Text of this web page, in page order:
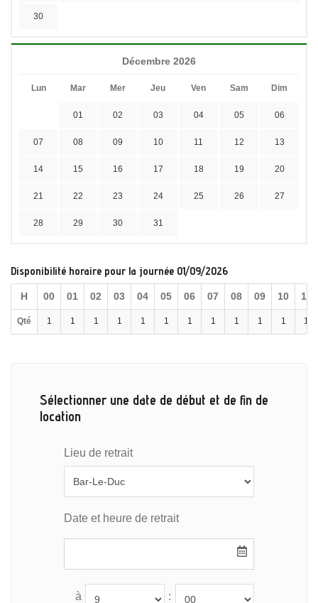
30
Décembre 2026
Lun Mar Mer Jeu Ven Sam Dim
01 02 03 04 05 06
07 08 09 10 11 12 13
14 15 16 17 18 19 20
21 22 23 24 25 26 27
28 29 30 31
Disponibilité horaire pour la journée 01/09/2026
H 00 01 02 03 04 05 06 07 08 09 10 11
Qté 1 1 1 1 1 1 1 1 1 1 1 1
Sélectionner une date de début et de fin de
location
Lieu de retrait
Date et heure de retrait
à :